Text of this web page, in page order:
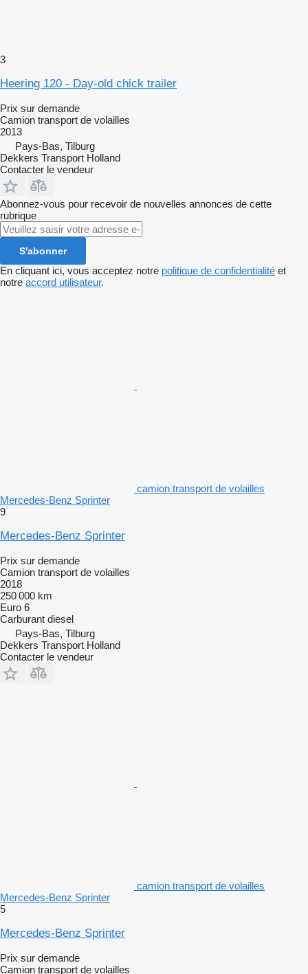
3
Heering 120 - Day-old chick trailer
Prix sur demande
Camion transport de volailles
2013
Pays-Bas, Tilburg
Dekkers Transport Holland
Contacter le vendeur
Abonnez-vous pour recevoir de nouvelles annonces de cette
rubrique
S'abonner
En cliquant ici, vous acceptez notre politique de confidentialité et
notre accord utilisateur.
camion transport de volailles
Mercedes-Benz Sprinter
9
Mercedes-Benz Sprinter
Prix sur demande
Camion transport de volailles
2018
250 000 km
Euro 6
Carburant diesel
Pays-Bas, Tilburg
Dekkers Transport Holland
Contacter le vendeur
camion transport de volailles
Mercedes-Benz Sprinter
5
Mercedes-Benz Sprinter
Prix sur demande
Camion transport de volailles